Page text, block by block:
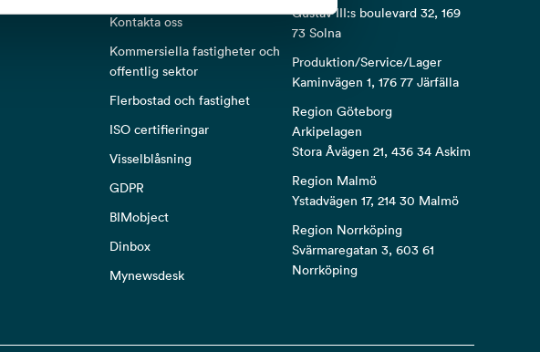
Kontakta oss
Kommersiella fastigheter och
offentlig sektor
Flerbostad och fastighet
ISO certifieringar
Visselblåsning
GDPR
BIMobject
Dinbox
Mynewsdesk
Gustav III:s boulevard 32, 169
73 Solna
Produktion/Service/Lager
Kaminvägen 1, 176 77 Järfälla
Region Göteborg
Arkipelagen
Stora Åvägen 21, 436 34 Askim
Region Malmö
Ystadvägen 17, 214 30 Malmö
Region Norrköping
Svärmaregatan 3, 603 61
Norrköping